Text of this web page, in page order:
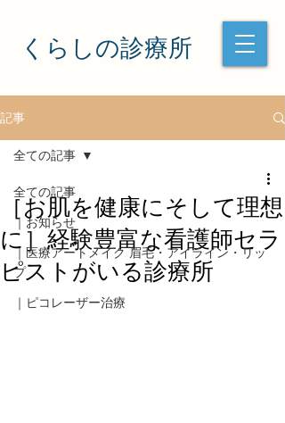
くらしの診療所
記事
全ての記事
｜お知らせ
｜医療アートメイク 眉毛・アイライン・リッ
プ
｜ピコレーザー治療
全ての記事
［お肌を健康にそして理想
に］経験豊富な看護師セラ
ピストがいる診療所